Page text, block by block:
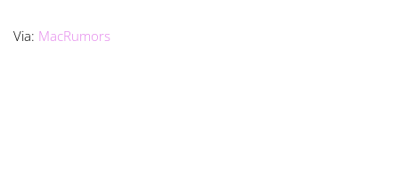
Via: MacRumors